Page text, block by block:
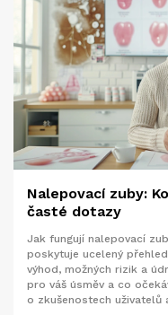
Nalepovací zuby:
časté dotazy
Jak fungují nalepovací
poskytuje ucelený
výhod, možných rizik a
pro váš úsměv a co
o zkušenostech